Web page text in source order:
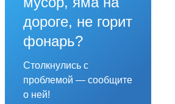
дороге, не горит
фонарь?
Столкнулись с
проблемой — сообщите
о ней!